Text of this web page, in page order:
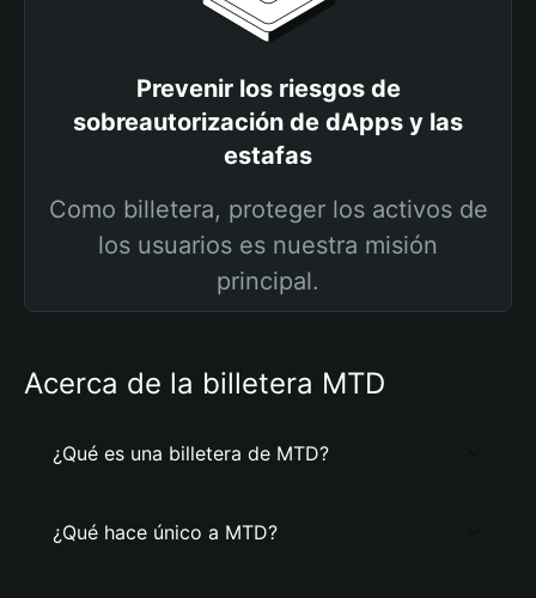
Prevenir los riesgos de
sobreautorización de dApps y las
estafas
Como billetera, proteger los activos de
los usuarios es nuestra misión
principal.
Acerca de la billetera MTD
¿Qué es una billetera de MTD?
¿Qué hace único a MTD?